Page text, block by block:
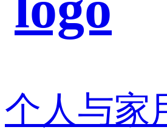
个人与家